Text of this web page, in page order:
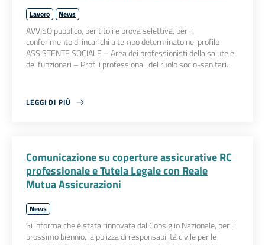
Lavoro News
AVVISO pubblico, per titoli e prova selettiva, per il
conferimento di incarichi a tempo determinato nel profilo
ASSISTENTE SOCIALE – Area dei professionisti della salute e
dei funzionari – Profili professionali del ruolo socio-sanitari.
LEGGI DI PIÙ
Comunicazione su coperture assicurative RC
professionale e Tutela Legale con Reale
Mutua Assicurazioni
News
Si informa che è stata rinnovata dal Consiglio Nazionale, per il
prossimo biennio, la polizza di responsabilità civile per le